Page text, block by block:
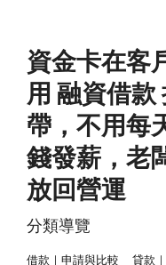
資金卡在客
用 融資借
帶，不用每
錢發薪，老
放回營運
分類導覽
借款｜申請與比較 貸款